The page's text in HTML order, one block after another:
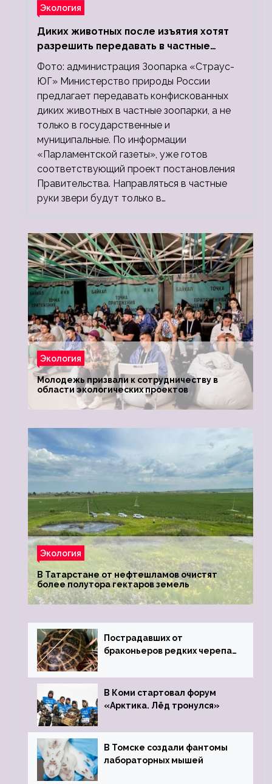
Экология
Диких животных после изъятия хотят
разрешить передавать в частные
зоопарки
Фото: администрация Зоопарка «Страус-
ЮГ» Министерство природы России
предлагает передавать конфискованных
диких животных в частные зоопарки, а не
только в государственные и
муниципальные. По информации
«Парламентской газеты», уже готов
соответствующий проект постановления
Правительства. Направляться в частные
руки звери будут только в…
Экология
Молодежь призвали к сотрудничеству в
области экологических проектов
Экология
В Татарстане от нефтешламов очистят
более полутора гектаров земель
Пострадавших от
браконьеров редких черепах
зоопарк
В Коми стартовал форум
«Арктика. Лёд тронулся»
В Томске создали фантомы
лабораторных мышей